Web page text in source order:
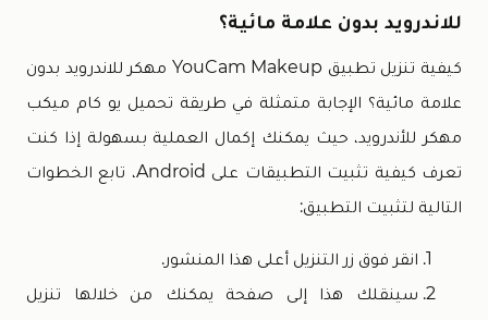
للاندرويد بدون علامة مائية؟
كيفية تنزيل تطبيق YouCam Makeup مهكر للاندرويد بدون
علامة مائية؟ الإجابة متمثلة في طريقة تحميل يو كام ميكب
مهكر للأندرويد، حيث يمكنك إكمال العملية بسهولة إذا كنت
تعرف كيفية تثبيت التطبيقات على Android، تابع الخطوات
التالية لتثبيت التطبيق:
انقر فوق زر التنزيل أعلى هذا المنشور.
سينقلك هذا إلى صفحة يمكنك من خلالها تنزيل